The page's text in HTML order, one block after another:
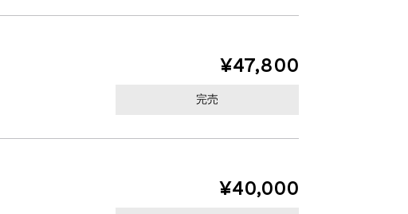
¥47,800
完売
¥40,000